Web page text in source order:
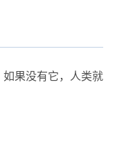
果没有它，人类就